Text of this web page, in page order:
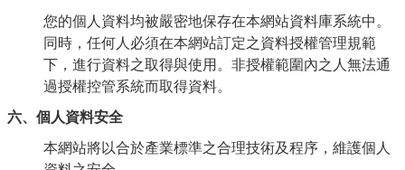
您的個人資料均被嚴密地保存在本網站資料庫系統中。
同時，任何人必須在本網站訂定之資料授權管理規範
下，進行資料之取得與使用。非授權範圍內之人無法通
過授權控管系統而取得資料。
六、個人資料安全
本網站將以合於產業標準之合理技術及程序，維護個人